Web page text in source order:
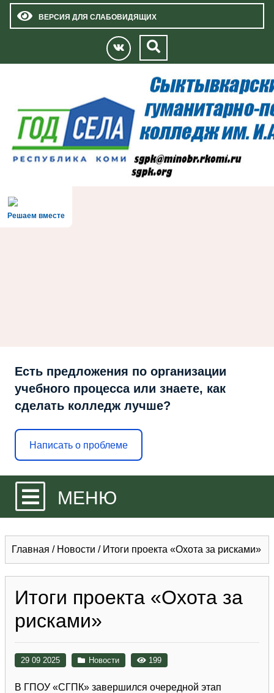
ВЕРСИЯ ДЛЯ СЛАБОВИДЯЩИХ
Решаем вместе
Есть предложения по организации
учебного процесса или знаете, как
сделать колледж лучше?
Написать о проблеме
МЕНЮ
Главная / Новости / Итоги проекта «Охота за рисками»
Итоги проекта «Охота за
рисками»
29 09 2025 Новости 199
В ГПОУ «СГПК» завершился очередной этап